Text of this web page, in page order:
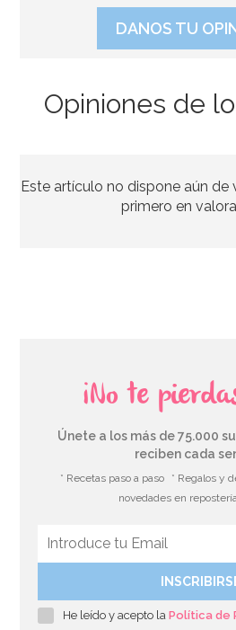
DANOS TU
Opiniones de
Este artículo no dispone aún de
primero en
¡No te
Únete a los más de 75.000
reciben cada
* Recetas paso a paso * Regalos y
novedades en
He leído y acepto laPolítica de